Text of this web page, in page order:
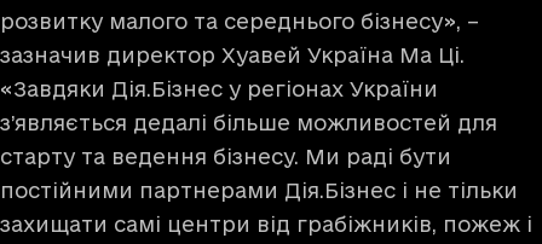
розвитку малого та середнього бізнесу», –
зазначив директор Хуавей Україна Ма Ці.
«Завдяки Дія.Бізнес у регіонах України
з’являється дедалі більше можливостей для
старту та ведення бізнесу. Ми раді бути
постійними партнерами Дія.Бізнес і не тільки
захищати самі центри від грабіжників, пожеж і